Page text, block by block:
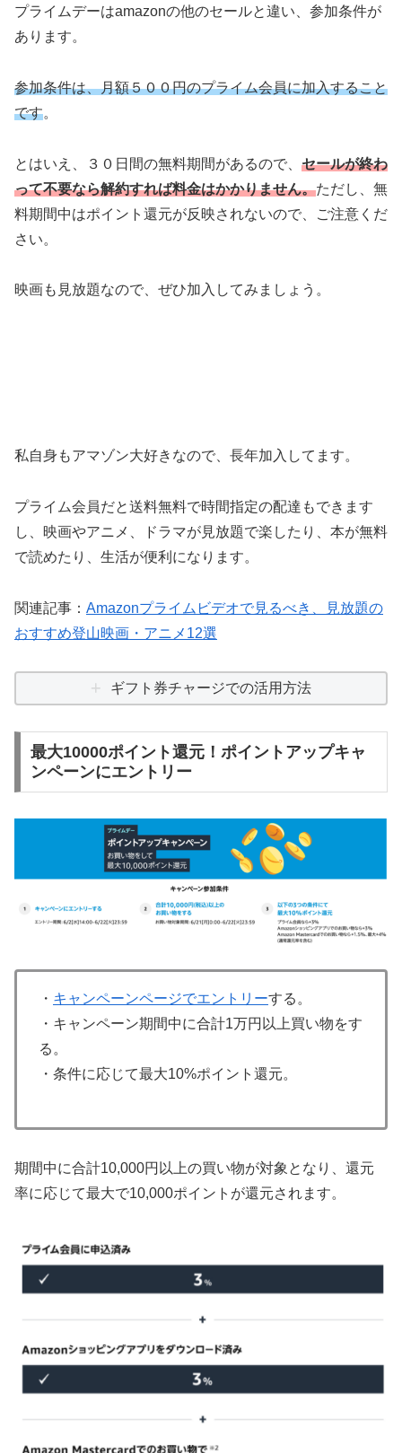
プライムデーはamazonの他のセールと違い、参加条件が
あります。
参加条件は、月額５００円のプライム会員に加入すること
です。
とはいえ、３０日間の無料期間があるので、 セールが終わ
って不要なら解約すれば料金はかかりません。ただし、無
料期間中はポイント還元が反映されないので、ご注意くだ
さい。
映画も見放題なので、ぜひ加入してみましょう。
私自身もアマゾン大好きなので、長年加入してます。
プライム会員だと送料無料で時間指定の配達もできます
し、映画やアニメ、ドラマが見放題で楽したり、本が無料
で読めたり、生活が便利になります。
関連記事： Amazonプライムビデオで見るべき、見放題の
おすすめ登山映画・アニメ12選
ギフト券チャージでの活用方法
最大10000ポイント還元！ポイントアップキャ
ンペーンにエントリー
・ キャンペーンページでエントリーする。
・キャンペーン期間中に合計1万円以上買い物をす
る。
・条件に応じて最大10%ポイント還元。
期間中に合計10,000円以上の買い物が対象となり、還元
率に応じて最大で10,000ポイントが還元されます。